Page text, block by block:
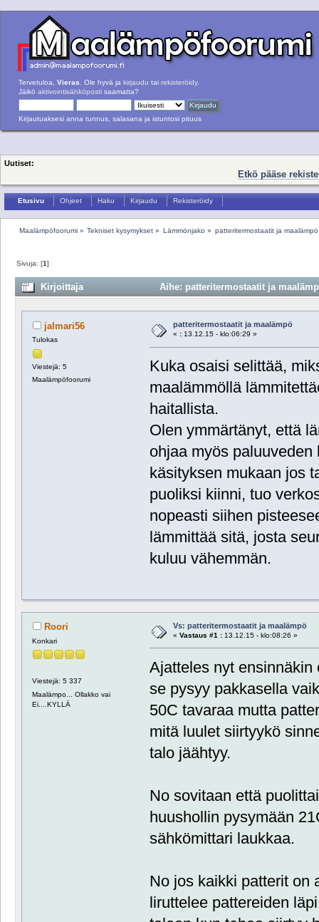
Tervetuloa, Vieras . Ole hyvä ja kirjaudu tai rekisteröidy.
Jäikö aktivointisähköposti saamatta?
Kirjautuaksesi anna tunnus, salasana ja istuntosi pituus
Uutiset:
Etkö pääse
Etusivu Ohjeet Haku Kirjaudu Rekisteröidy
Maalämpöfoorumi» Tekniset kysymykset » Lämmönjako » patteritermostaatit ja maalämpö
Sivuja: [1]
Kirjoittaja Aihe: patteritermostaatit ja
jalmari56
Tulokas
Viestejä: 5
Maalämpöfoorumi
patteritermostaatit ja maalämpö
« :13.12.15 - klo:06:29 »
Kuka osaisi selittää,
maalämmöllä
haitallista.
Olen ymmärtänyt, että
ohjaa myös
käsityksen mukaan jos
puoliksi kiinni, tuo
nopeasti siihen
lämmittää sitä, josta
kuluu vähemmän.
Roori
Konkari
Viestejä: 5 337
Maalämpo... Ollakko vai
Ei....KYLLÄ
Vs: patteritermostaatit ja maalämpö
« Vastaus #1 :13.12.15 - klo:08:26 »
Ajatteles nyt ensinnäkin
se pysyy pakkasella
50C tavaraa mutta
mitä luulet siirtyykö
talo jäähtyy.
No sovitaan että
huushollin pysymään
sähkömittari laukkaa.
No jos kaikki patterit on
liruttelee pattereiden